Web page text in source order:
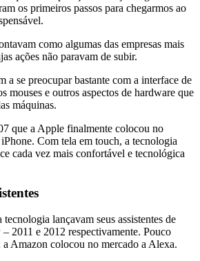
os primeiros passos para chegarmos ao
como algumas das empresas mais
ações não paravam de subir.
a se preocupar bastante com a interface de
mouses e outros aspectos de hardware que
máquinas.
que a Apple finalmente colocou no
Com tela em touch, a tecnologia
cada vez mais confortável e tecnológica
lançavam seus assistentes de
2011 e 2012 respectivamente. Pouco
Amazon colocou no mercado a Alexa.